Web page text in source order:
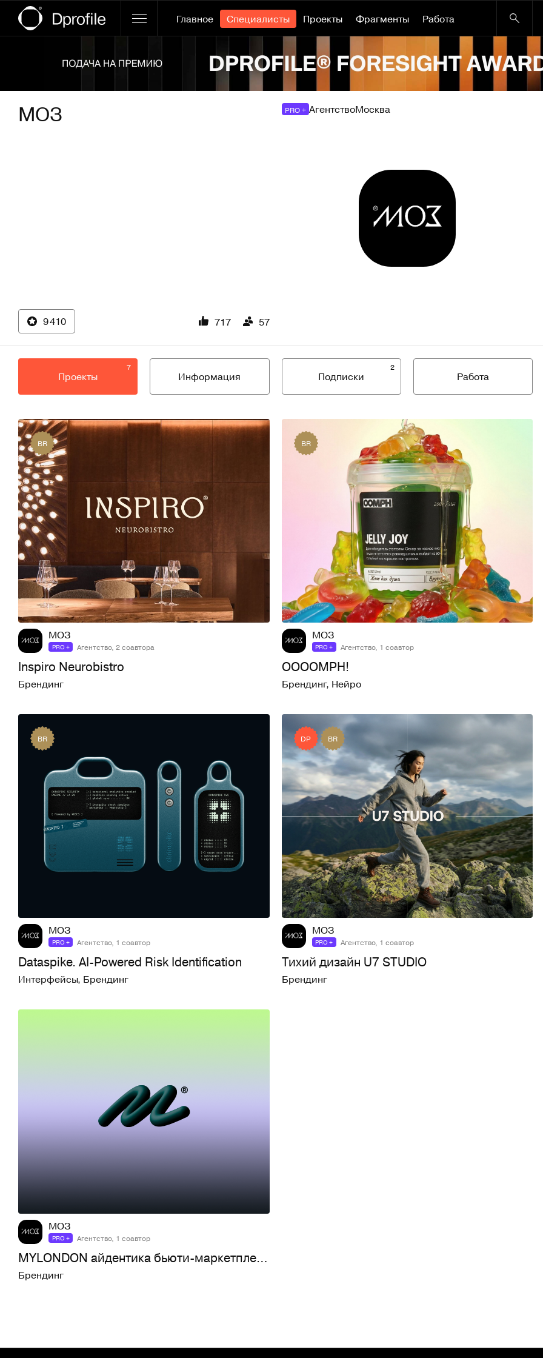
Главное Специалисты Проекты Фрагменты Работа
МОЗ PRO + АгентствоМосква
9 410 717 57
7
Проекты Информация
2
Подписки Работа
BR
61
МОЗ
PRO + Агентство, 2 соавтора
Inspiro Neurobistro
Брендинг
BR
92 514
МОЗ
PRO + Агентство, 1 соавтор
OOOOMPH!
Брендинг, Нейро
BR
МОЗ
PRO + Агентство, 1 соавтор
Dataspike. AI-Powered Risk Identification
Интерфейсы, Брендинг
DP BR
167 1,4K
МОЗ
PRO + Агентство, 1 соавтор
Тихий дизайн U7 STUDIO
Брендинг
МОЗ
PRO + Агентство, 1 соавтор
MYLONDON айдентика бьюти-маркетплейса
Брендинг